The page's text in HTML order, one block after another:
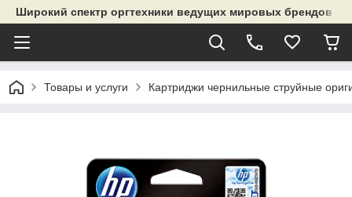
Широкий спектр оргтехники ведущих мировых брендов и
Товары и услуги Картриджи чернильные струйные